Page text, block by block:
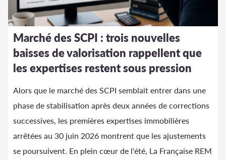
Marché des SCPI : trois nouvelles
baisses de valorisation rappellent que
les expertises restent sous pression
Alors que le marché des SCPI semblait entrer dans une
phase de stabilisation après deux années de corrections
successives, les premières expertises immobilières
arrêtées au 30 juin 2026 montrent que les ajustements
se poursuivent. En plein cœur de l'été, La Française REM